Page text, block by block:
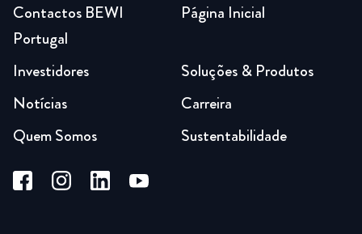
Página Inicial
Soluções & Produtos
Carreira
Sustentabilidade
Investidores
Notícias
Quem Somos
Contactos BEWI
Portugal